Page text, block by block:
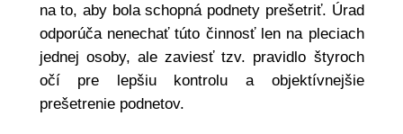
na to, aby bola schopná podnety prešetriť. Úrad
odporúča nenechať túto činnosť len na pleciach
jednej osoby, ale zaviesť tzv. pravidlo štyroch
očí pre lepšiu kontrolu a objektívnejšie
prešetrenie podnetov.